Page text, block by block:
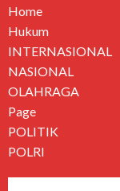
Home
Hukum
INTERNASIONAL
NASIONAL
OLAHRAGA
Page
POLITIK
POLRI